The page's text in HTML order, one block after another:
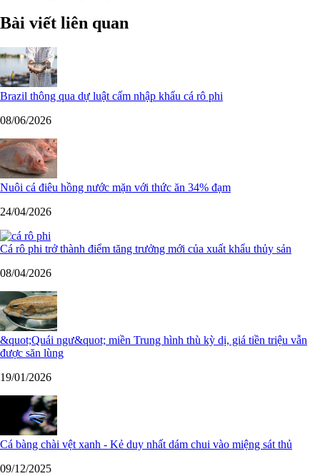
Bài viết liên quan
Brazil thông qua dự luật cấm nhập khẩu cá rô phi
08/06/2026
Nuôi cá điêu hồng nước mặn với thức ăn 34% đạm
24/04/2026
Cá rô phi trở thành điểm tăng trưởng mới của xuất khẩu thủy sản
08/04/2026
&quot;Quái ngư&quot; miền Trung hình thù kỳ dị, giá tiền triệu vẫn
được săn lùng
19/01/2026
Cá bàng chài vệt xanh - Kẻ duy nhất dám chui vào miệng sát thủ
09/12/2025